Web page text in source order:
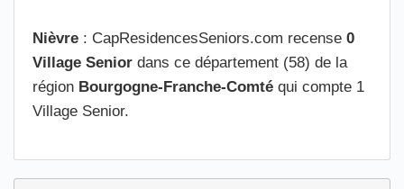
Nièvre : CapResidencesSeniors.com recense 0
Village Senior dans ce département (58) de la
région Bourgogne-Franche-Comté qui compte 1
Village Senior.